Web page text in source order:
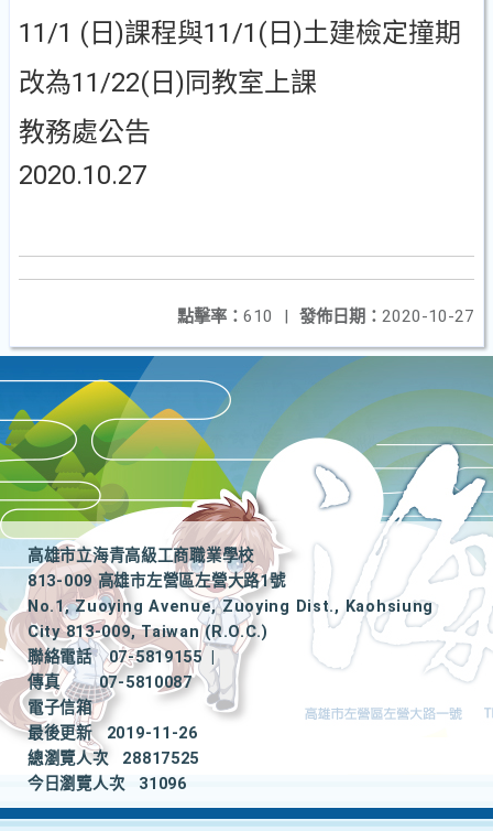
11/1 (日)課程與11/1(日)土建檢定撞期
改為11/22(日)同教室上課
教務處公告
2020.10.27
發佈日期： 2020-10-27
點擊率： 610 |
高雄市立海青高級工商職業學校
813-009 高雄市左營區左營大路1號
No.1, Zuoying Avenue, Zuoying Dist., Kaohsiung
City 813-009, Taiwan (R.O.C.)
聯絡電話
07-5819155
|
傳真
07-5810087
電子信箱
最後更新
2019-11-26
總瀏覽人次
28817525
今日瀏覽人次
31096